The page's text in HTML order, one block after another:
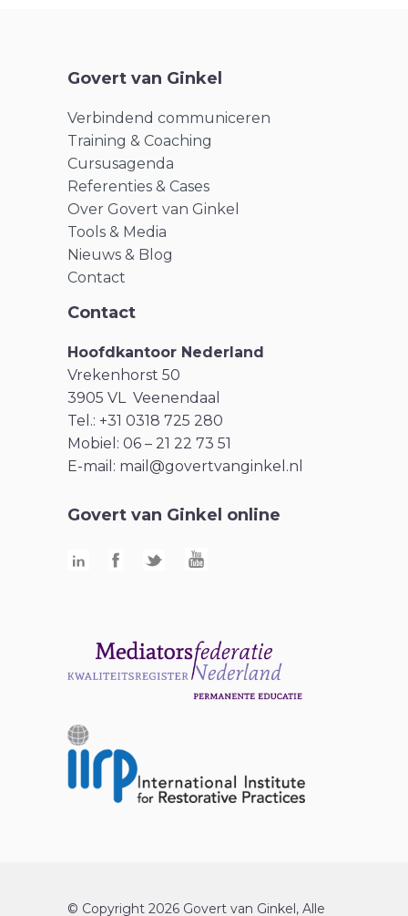
Govert van Ginkel
Verbindend communiceren
Training & Coaching
Cursusagenda
Referenties & Cases
Over Govert van Ginkel
Tools & Media
Nieuws & Blog
Contact
Contact
Hoofdkantoor Nederland
Vrekenhorst 50
3905 VL Veenendaal
Tel.: +31 0318 725 280
Mobiel: 06 – 21 22 73 51
E-mail: mail@govertvanginkel.nl
Govert van Ginkel online
© Copyright 2026 Govert van Ginkel, Alle